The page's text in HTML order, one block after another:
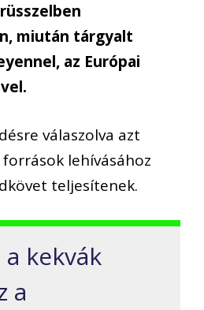
miután tárgyalt
az Európai
válaszolva azt
lehívásához
teljesítenek.
kekvák
a